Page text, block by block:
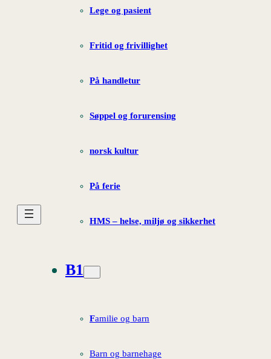
Lege og pasient
Fritid og frivillighet
På handletur
Søppel og forurensing
norsk kultur
På ferie
HMS – helse, miljø og sikkerhet
B1
Familie og barn
Barn og barnehage